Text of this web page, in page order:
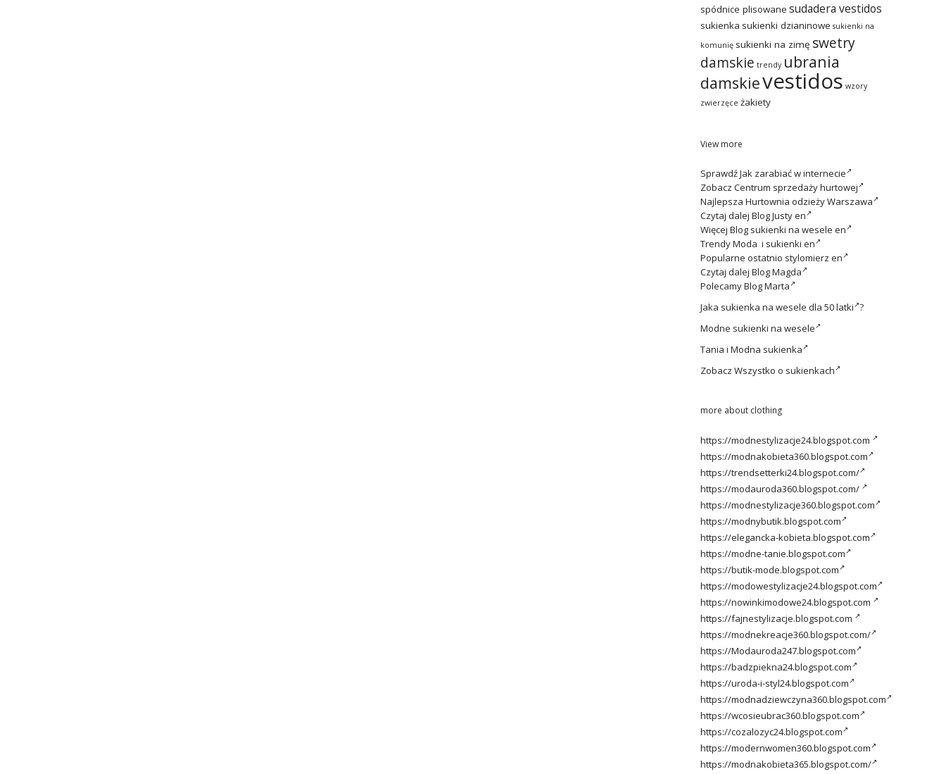
spódnice plisowane sudadera vestidos
sukienka sukienki dzianinowe sukienki na
komunię sukienki na zimę swetry
damskie trendy ubrania
damskievestidos wzory
zwierzęce żakiety
View more
SprawdźJak zarabiać w internecie
Zobacz Centrum sprzedaży hurtowej
Najlepsza Hurtownia odzieży Warszawa
Czytaj dalej Blog Justy en
Więcej Blog sukienki na wesele en
TrendyModa i sukienki en
Popularne ostatnio stylomierz en
Czytaj dalej Blog Magda
PolecamyBlog Marta
Jaka sukienka na wesele dla 50 latki ?
Modne sukienki na wesele
Tania i Modna sukienka
Zobacz Wszystko o sukienkach
more about clothing
https://modnestylizacje24.blogspot.com
https://modnakobieta360.blogspot.com
https://trendsetterki24.blogspot.com/
https://modauroda360.blogspot.com/
https://modnestylizacje360.blogspot.com
https://modnybutik.blogspot.com
https://elegancka-kobieta.blogspot.com
https://modne-tanie.blogspot.com
https://butik-mode.blogspot.com
https://modowestylizacje24.blogspot.com
https://nowinkimodowe24.blogspot.com
https://fajnestylizacje.blogspot.com
https://modnekreacje360.blogspot.com/
https://Modauroda247.blogspot.com
https://badzpiekna24.blogspot.com
https://uroda-i-styl24.blogspot.com
https://modnadziewczyna360.blogspot.com
https://wcosieubrac360.blogspot.com
https://cozalozyc24.blogspot.com
https://modernwomen360.blogspot.com
https://modnakobieta365.blogspot.com/